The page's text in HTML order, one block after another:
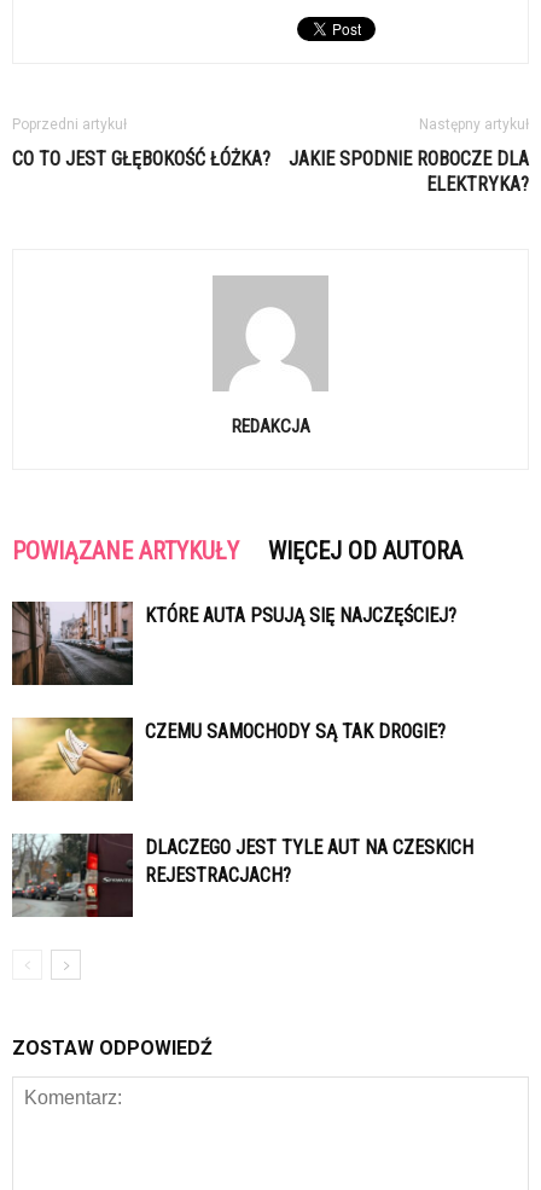
Poprzedni artykuł
CO TO JEST GŁĘBOKOŚĆ ŁÓŻKA?
Następny artykuł
JAKIE SPODNIE ROBOCZE DLA
ELEKTRYKA?
REDAKCJA
POWIĄZANE ARTYKUŁY WIĘCEJ OD AUTORA
KTÓRE AUTA PSUJĄ SIĘ NAJCZĘŚCIEJ?
CZEMU SAMOCHODY SĄ TAK DROGIE?
DLACZEGO JEST TYLE AUT NA CZESKICH
REJESTRACJACH?
ZOSTAW ODPOWIEDŹ